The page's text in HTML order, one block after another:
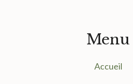
Menu
Accueil